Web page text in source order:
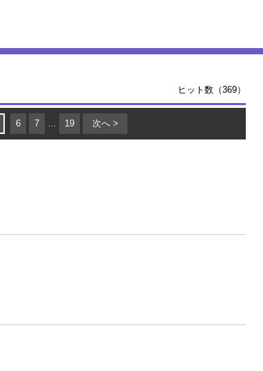
ヒット数（369）
6 7 … 19 次へ >